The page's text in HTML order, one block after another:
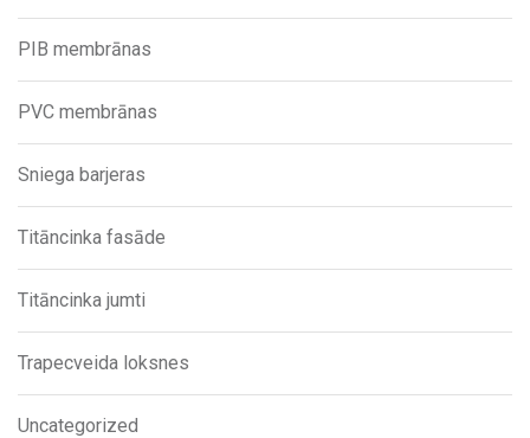
PIB membrānas
PVC membrānas
Sniega barjeras
Titāncinka fasāde
Titāncinka jumti
Trapecveida loksnes
Uncategorized